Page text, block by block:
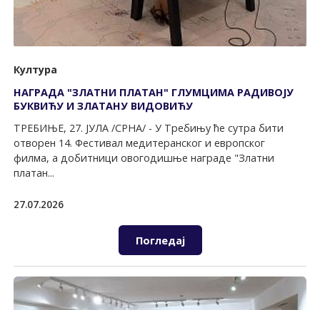
Култура
НАГРАДА "ЗЛАTНИ ПЛАTАН" ГЛУМЦИМА РАДИВОЈУ
БУКВИЋУ И ЗЛАTАНУ ВИДОВИЋУ
TРЕБИЊЕ, 27. ЈУЛА /СРНА/ - У Tребињу ће сутра бити
отворен 14. Фестивал медитеранског и европског
филма, а добитници овогодишње награде "Златни
платан...
27.07.2026
Погледај